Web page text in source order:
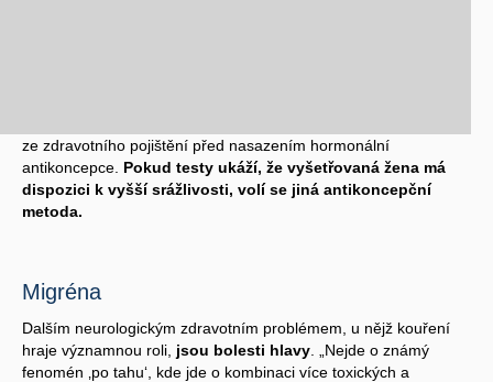
ze zdravotního pojištění před nasazením hormonální
antikoncepce. Pokud testy ukáží, že vyšetřovaná žena má
dispozici k vyšší srážlivosti, volí se jiná antikoncepční
metoda.
Migréna
Dalším neurologickým zdravotním problémem, u nějž kouření
hraje významnou roli, jsou bolesti hlavy . „Nejde o známý
fenomén ‚po tahu‘, kde jde o kombinaci více toxických a